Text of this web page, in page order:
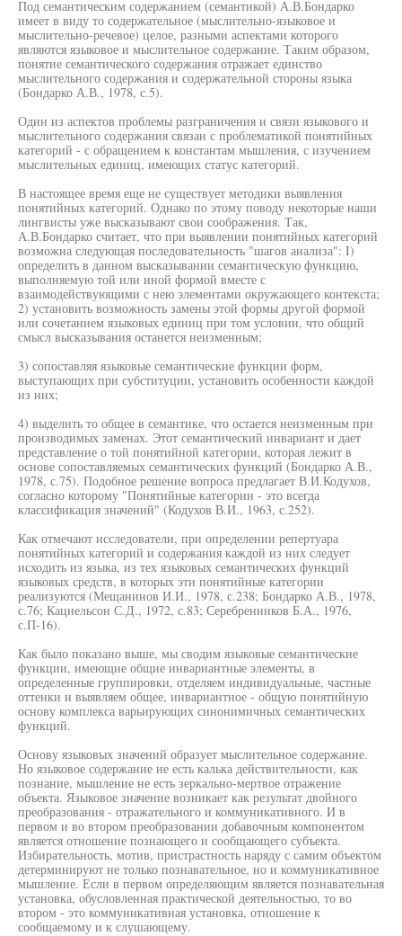
Под семантическим содержанием (семантикой) А.В.Бондарко
имеет в виду то содержательное (мыслительно-языковое и
мыслительно-речевое) целое, разными аспектами которого
являются языковое и мыслительное содержание. Таким образом,
понятие семантического содержания отражает единство
мыслительного содержания и содержательной стороны языка
(Бондарко А.В., 1978, с.5).
Один из аспектов проблемы разграничения и связи языкового и
мыслительного содержания связан с проблематикой понятийных
категорий - с обращением к константам мышления, с изучением
мыслительных единиц, имеющих статус категорий.
В настоящее время еще не существует методики выявления
понятийных категорий. Однако по этому поводу некоторые наши
лингвисты уже высказывают свои соображения. Так,
А.В.Бондарко считает, что при выявлении понятийных категорий
возможна следующая последовательность "шагов анализа": I)
определить в данном высказывании семантическую функцию,
выполняемую той или иной формой вместе с
взаимодействующими с нею элементами окружающего контекста;
2) установить возможность замены этой формы другой формой
или сочетанием языковых единиц при том условии, что общий
смысл высказывания останется неизменным;
3) сопоставляя языковые семантические функции форм,
выступающих при субституции, установить особенности каждой
из них;
4) выделить то общее в семантике, что остается неизменным при
производимых заменах. Этот семантический инвариант и дает
представление о той понятийной категории, которая лежит в
основе сопоставляемых семантических функций (Бондарко А.В.,
1978, с.75). Подобное решение вопроса предлагает В.И.Кодухов,
согласно которому "Понятийные категории - это всегда
классификация значений" (Кодухов В.И., 1963, с.252).
Как отмечают исследователи, при определении репертуара
понятийных категорий и содержания каждой из них следует
исходить из языка, из тех языковых семантических функций
языковых средств, в которых эти понятийные категории
реализуются (Мещанинов И.И., 1978, с.238; Бондарко А.В., 1978,
с.76; Кацнельсон С.Д., 1972, с.83; Серебренников Б.А., 1976,
с.П-16).
Как было показано выше, мы сводим языковые семантические
функции, имеющие общие инвариантные элементы, в
определенные группировки, отделяем индивидуальные, частные
оттенки и выявляем общее, инвариантное - общую понятийную
основу комплекса варьирующих синонимичных семантических
функций.
Основу языковых значений образует мыслительное содержание.
Но языковое содержание не есть калька действительности, как
познание, мышление не есть зеркально-мертвое отражение
объекта. Языковое значение возникает как результат двойного
преобразования - отражательного и коммуникативного. И в
первом и во втором преобразовании добавочным компонентом
является отношение познающего и сообщающего субъекта.
Избирательность, мотив, пристрастность наряду с самим объектом
детерминируют не только познавательное, но и коммуникативное
мышление. Если в первом определяющим является познавательная
установка, обусловленная практической деятельностью, то во
втором - это коммуникативная установка, отношение к
сообщаемому и к слушающему.